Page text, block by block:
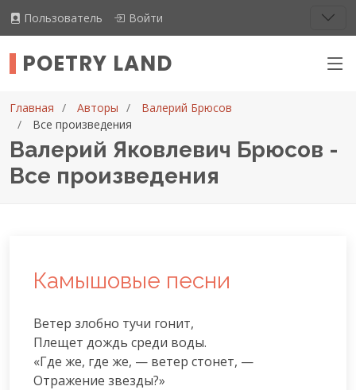
Пользователь Войти
POETRY LAND
Главная Авторы
Валерий Брюсов
Все произведения
Валерий Яковлевич Брюсов -
Все произведения
Камышовые песни
Ветер злобно тучи гонит,
Плещет дождь среди воды.
«Где же, где же, — ветер стонет, —
Отражение звезды?»